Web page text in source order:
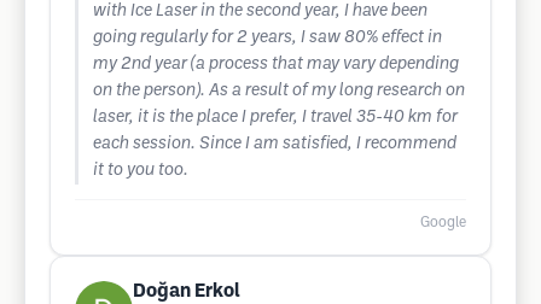
with Ice Laser in the second year, I have been
going regularly for 2 years, I saw 80% effect in
my 2nd year (a process that may vary depending
on the person). As a result of my long research on
laser, it is the place I prefer, I travel 35-40 km for
each session. Since I am satisfied, I recommend
it to you too.
Google
Doğan Erkol